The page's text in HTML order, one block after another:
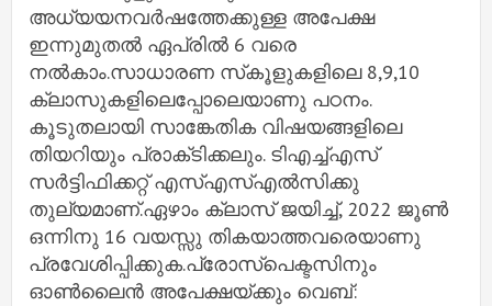
അധ്യയനവർഷത്തേക്കുള്ള അപേക്ഷ
ഇന്നുമുതൽ ഏപ്രിൽ 6 വരെ
നൽകാം.സാധാരണ സ്‌കൂളുകളിലെ 8,9,10
ക്ലാസുകളിലെപ്പോലെയാണു പഠനം.
കൂടുതലായി സാങ്കേതിക വിഷയങ്ങളിലെ
തിയറിയും പ്രാക്‌ടിക്കലും. ടിഎച്ച്‌എസ്
സർട്ടിഫിക്കറ്റ് എസ്‌എസ്‌എൽസിക്കു
തുല്യമാണ്.ഏഴാം ക്ലാസ് ജയിച്ച്, 2022 ജൂൺ
ഒന്നിനു 16 വയസ്സു തികയാത്തവരെയാണു
പ്രവേശിപ്പിക്കുക.പ്രോസ്പെക്ടസിനും
ഓൺലൈൻ അപേക്ഷയ്ക്കും വെബ്: